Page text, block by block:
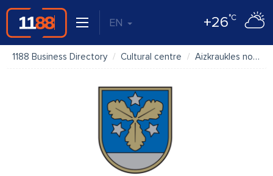
EN +26°C
1188 Business Directory Cultural centre Aizkraukles novada kultūras centri